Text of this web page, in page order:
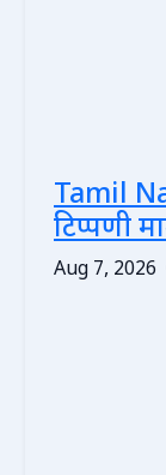
Tamil
टिप्पणी
Aug 7, 2026